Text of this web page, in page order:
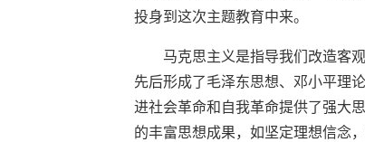
投身到这次主题教育中来。
马克思主义是指导我们改造客
先后形成了毛泽东思想、邓小平理
进社会革命和自我革命提供了强大
的丰富思想成果，如坚定理想信念